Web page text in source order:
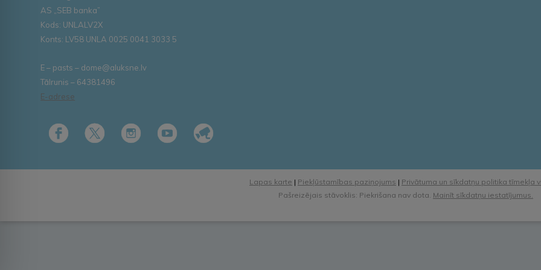
AS „SEB banka”
Kods: UNLALV2X
Konts: LV58 UNLA 0025 0041 3033 5
E – pasts – dome@aluksne.lv
Tālrunis – 64381496
E-adrese
Lapas karte | Piekļūstamības paziņojums | Privātuma un sīkdatņu politika tīmekļa
Pašreizējais stāvoklis: Piekrišana nav dota. Mainīt sīkdatņu iestatījumus.